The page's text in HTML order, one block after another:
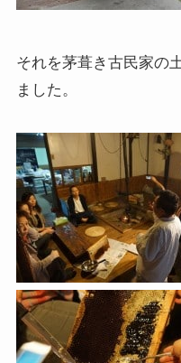
それを茅葺き古民家の
ました。